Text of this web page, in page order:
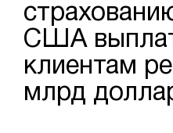
США
клиентам
млрд